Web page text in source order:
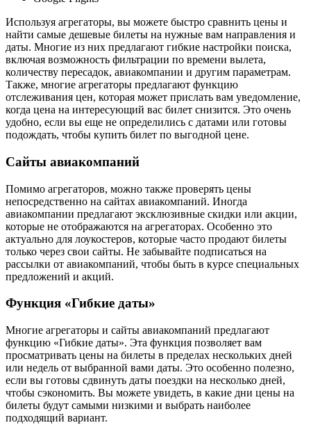
Используя агрегаторы, вы можете быстро сравнить цены и
найти самые дешевые билеты на нужные вам направления и
даты. Многие из них предлагают гибкие настройки поиска,
включая возможность фильтрации по времени вылета,
количеству пересадок, авиакомпании и другим параметрам.
Также, многие агрегаторы предлагают функцию
отслеживания цен, которая может прислать вам уведомление,
когда цена на интересующий вас билет снизится. Это очень
удобно, если вы еще не определились с датами или готовы
подождать, чтобы купить билет по выгодной цене.
Сайты авиакомпаний
Помимо агрегаторов, можно также проверять цены
непосредственно на сайтах авиакомпаний. Иногда
авиакомпании предлагают эксклюзивные скидки или акции,
которые не отображаются на агрегаторах. Особенно это
актуально для лоукостеров, которые часто продают билеты
только через свои сайты. Не забывайте подписаться на
рассылки от авиакомпаний, чтобы быть в курсе специальных
предложений и акций.
Функция «Гибкие даты»
Многие агрегаторы и сайты авиакомпаний предлагают
функцию «Гибкие даты». Эта функция позволяет вам
просматривать цены на билеты в пределах нескольких дней
или недель от выбранной вами даты. Это особенно полезно,
если вы готовы сдвинуть даты поездки на несколько дней,
чтобы сэкономить. Вы можете увидеть, в какие дни цены на
билеты будут самыми низкими и выбрать наиболее
подходящий вариант.